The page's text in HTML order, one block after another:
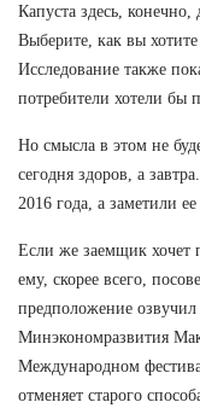
Капуста здесь,
Выберите, как вы
Исследование также
потребители хотели бы
Но смысла в этом не
сегодня здоров, а
2016 года, а заметили ее
Если же заемщик хочет
ему, скорее всего,
предположение
Минэкономразвития
Международном
отменяет старого